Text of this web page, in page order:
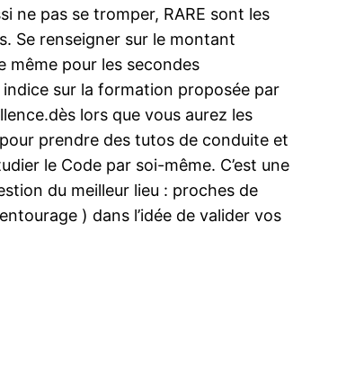
ne pas se tromper, RARE sont les
Se renseigner sur le montant
même pour les secondes
sur la formation proposée par
lors que vous aurez les
prendre des tutos de conduite et
le Code par soi-même. C’est une
du meilleur lieu : proches de
) dans l’idée de valider vos